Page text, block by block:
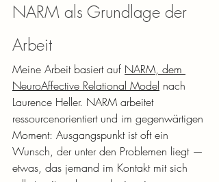
NARM als Grundlage der
Arbeit
Meine Arbeit basiert auf NARM, dem
NeuroAffective Relational Model nach
Laurence Heller. NARM arbeitet
ressourcenorientiert und im gegenwärtigen
Moment: Ausgangspunkt ist oft ein
Wunsch, der unter den Problemen liegt —
etwas, das jemand im Kontakt mit sich